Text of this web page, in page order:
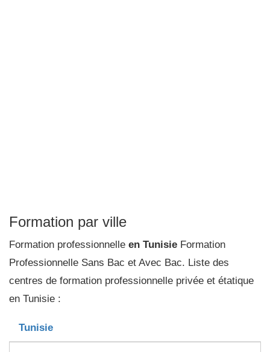
Formation par ville
Formation professionnelle en Tunisie Formation
Professionnelle Sans Bac et Avec Bac. Liste des
centres de formation professionnelle privée et étatique
en Tunisie :
Tunisie